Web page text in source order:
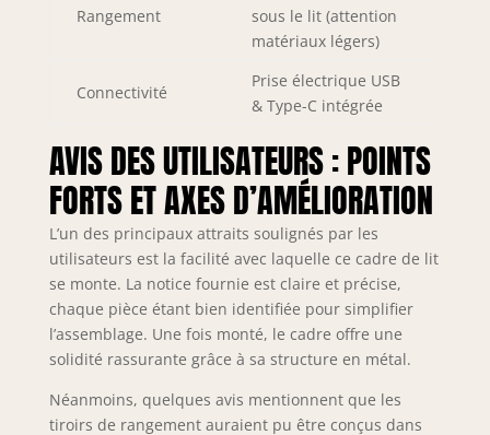
métal robuste :】
Le sommier à
lattes charge 300
kg grâce au cadre
en métal robuste.
métalliques pour
répartir
uniformément le
poids et 5 pieds
intermédiaires
pour un soutien
central solide. Les
repose-pieds
réglables
améliorent la
stabilité. 【Design
convivial:】Pour un
Rangement
sous le lit (attention
matériaux légers)
Connectivité
Prise électrique USB
& Type-C intégrée
AVIS DES UTILISATEURS : POINTS
FORTS ET AXES D’AMÉLIORATION
L’un des principaux attraits soulignés par les
utilisateurs est la facilité avec laquelle ce cadre de lit
se monte. La notice fournie est claire et précise,
chaque pièce étant bien identifiée pour simplifier
l’assemblage. Une fois monté, le cadre offre une
solidité rassurante grâce à sa structure en métal.
Néanmoins, quelques avis mentionnent que les
tiroirs de rangement auraient pu être conçus dans